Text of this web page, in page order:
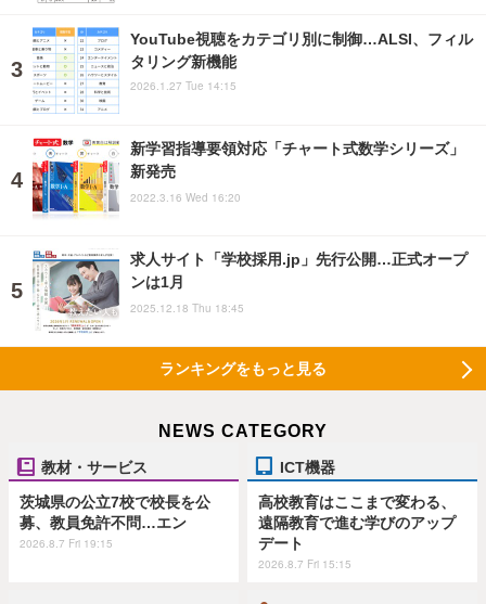
YouTube視聴をカテゴリ別に制御…ALSI、フィル
タリング新機能
2026.1.27 Tue 14:15
新学習指導要領対応「チャート式数学シリーズ」
新発売
2022.3.16 Wed 16:20
求人サイト「学校採用.jp」先行公開…正式オープ
ンは1月
2025.12.18 Thu 18:45
ランキングをもっと見る
NEWS CATEGORY
教材・サービス
茨城県の公立7校で校長を公
募、教員免許不問…エン
2026.8.7 Fri 19:15
ICT機器
高校教育はここまで変わる、
遠隔教育で進む学びのアップ
デート
2026.8.7 Fri 15:15